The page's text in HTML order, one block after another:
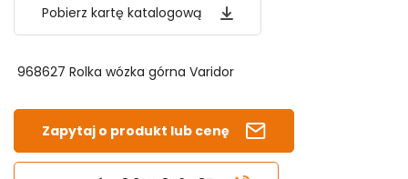
Pobierz kartę katalogową
968627 Rolka wózka górna Varidor
Zapytaj o produkt lub cenę